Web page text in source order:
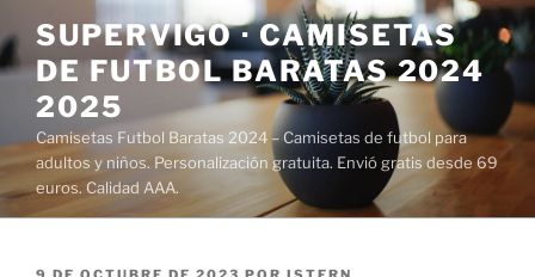
al
contenido
SUPERVIGO · CAMISETAS
DE FUTBOL BARATAS 2024
2025
Camisetas Futbol Baratas 2024 – Camisetas de futbol para
adultos y niños. Personalización gratuita. Envió gratis desde 69
euros. Calidad AAA.
PUBLICADO